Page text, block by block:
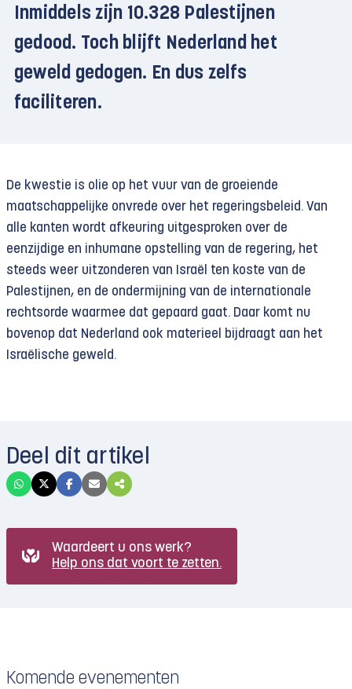
Inmiddels zijn 10.328 Palestijnen
gedood. Toch blijft Nederland het
geweld gedogen. En dus zelfs
faciliteren.
De kwestie is olie op het vuur van de groeiende
maatschappelijke onvrede over het regeringsbeleid. Van
alle kanten wordt afkeuring uitgesproken over de
eenzijdige en inhumane opstelling van de regering, het
steeds weer uitzonderen van Israël ten koste van de
Palestijnen, en de ondermijning van de internationale
rechtsorde waarmee dat gepaard gaat. Daar komt nu
bovenop dat Nederland ook materieel bijdraagt aan het
Israëlische geweld.
Deel dit artikel
Waardeert u ons werk?
Help ons dat voort te zetten.
Komende evenementen